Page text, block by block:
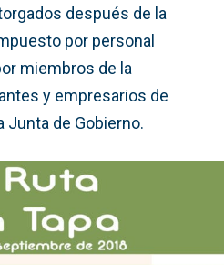
después de la
por personal
miembros de la
y empresarios de
Junta de Gobierno.